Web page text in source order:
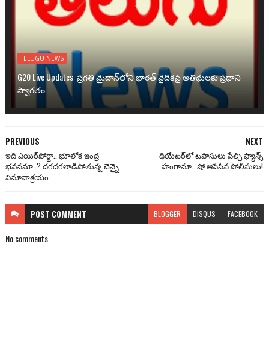
TELUGU NEWS
G20 Live Updates: ప్రగతి మైదాన్‌లోని భారత్ వైదికపై అతిథులకు ప్రధాని
స్వాగతం
NEXT
థియేటర్‌లో టపాసులు పేల్చి ఫ్యాన్స్
హంగామా.. షో ఆపేసిన పోలీసులు!
PREVIOUS
​ఇది ఎయిర్‌పోర్టా.. భూలోక ఇంద్ర
భవనమా..? దగదగలాడిపోతున్న చెన్నై
విమానాశ్రయం​
POST COMMENT BLOGGER DISQUS FACEBOOK
No comments